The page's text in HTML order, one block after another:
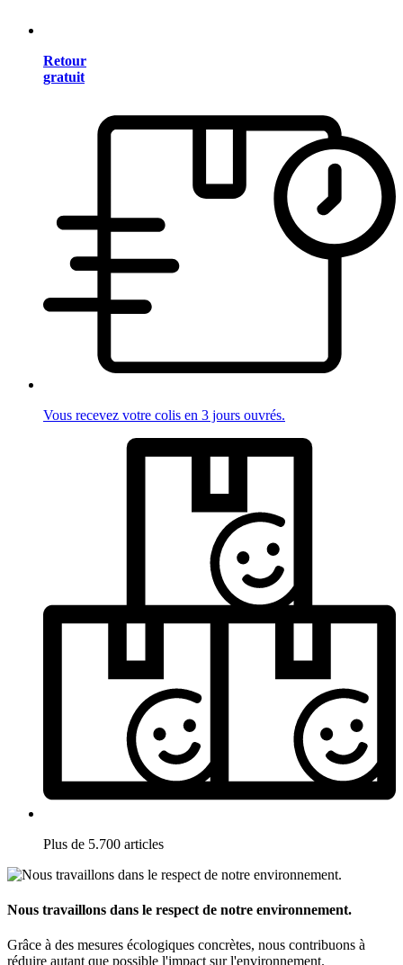
Retour
gratuit
Vous recevez votre colis en 3 jours ouvrés.
Plus de 5.700 articles
Nous travaillons dans le respect de notre environnement.
Grâce à des mesures écologiques concrètes, nous contribuons à
réduire autant que possible l'impact sur l'environnement.